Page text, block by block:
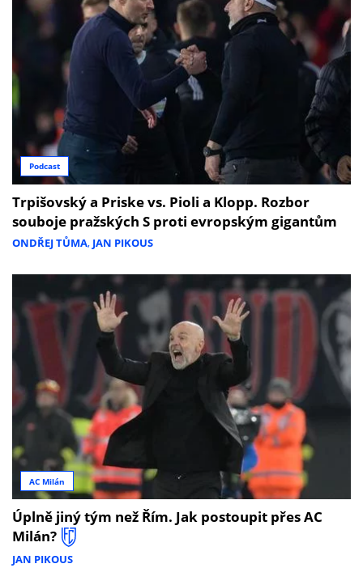
Podcast
Trpišovský a Priske vs. Pioli a Klopp. Rozbor
souboje pražských S proti evropským gigantům
ONDŘEJ TŮMA, JAN PIKOUS
AC Milán
Úplně jiný tým než Řím. Jak postoupit přes AC
Milán?
JAN PIKOUS